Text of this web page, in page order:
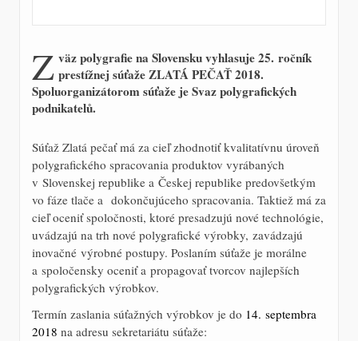
Z väz polygrafie na Slovensku vyhlasuje 25. ročník
prestížnej súťaže ZLATÁ PEČAŤ 2018.
Spoluorganizátorom súťaže je Svaz polygrafických
podnikatelů.
Súťaž Zlatá pečať má za cieľ zhodnotiť kvalitatívnu úroveň
polygrafického spracovania produktov vyrábaných
v Slovenskej republike a Českej republike predovšetkým
vo fáze tlače a dokončujúceho spracovania. Taktiež má za
cieľ oceniť spoločnosti, ktoré presadzujú nové technológie,
uvádzajú na trh nové polygrafické výrobky, zavádzajú
inovačné výrobné postupy. Poslaním súťaže je morálne
a spoločensky oceniť a propagovať tvorcov najlepších
polygrafických výrobkov.
Termín zaslania súťažných výrobkov je do 14. septembra
2018 na adresu sekretariátu súťaže: